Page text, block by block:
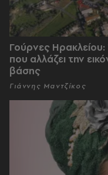
Γούρνες
που αλλάζει την
βάσης
Γιάννης Μαντζίκος